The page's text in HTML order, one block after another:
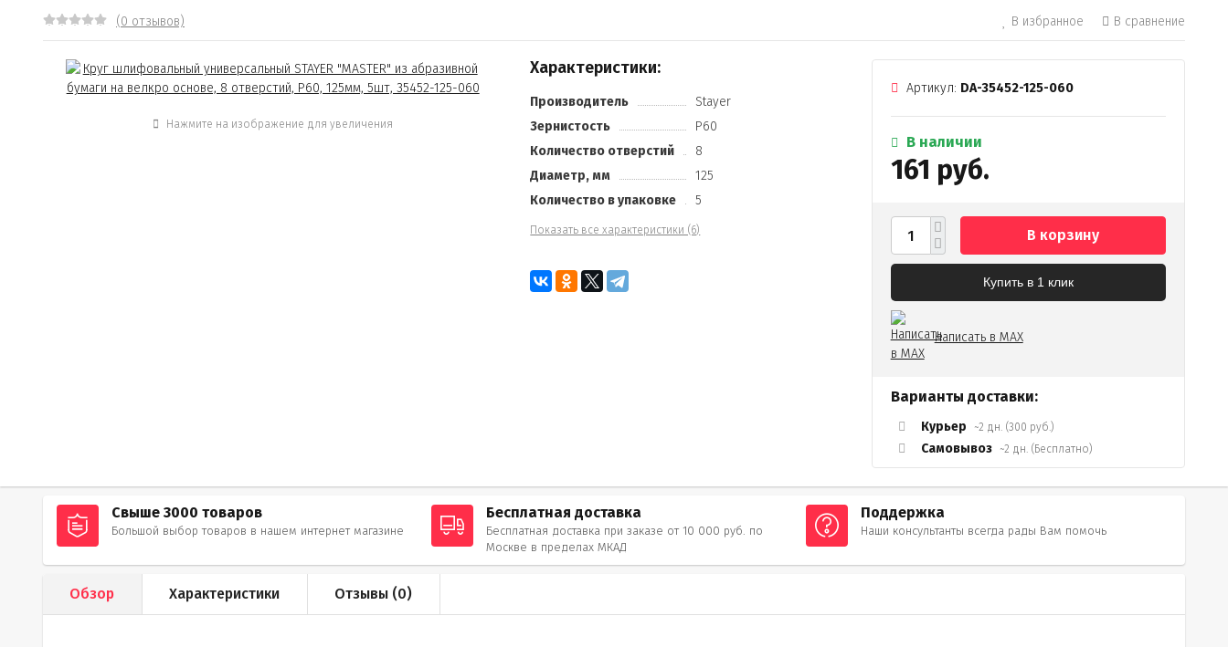
(0 отзывов) В избранное В сравнение
Нажмите на изображение для увеличения
Характеристики:
Производитель
Stayer
Зернистость
Р60
Количество отверстий
8
Диаметр, мм
125
Количество в упаковке
5
Показать все характеристики (6)
Артикул: DA-35452-125-060
В наличии
161 руб.
В корзину
Купить в 1 клик
Написать в MAX
Варианты доставки:
Курьер ~2 дн. (300 руб.)
Самовывоз ~2 дн. (Бесплатно)
Свыше 3000 товаров
Большой выбор товаров в нашем интернет магазине
Бесплатная доставка
Бесплатная доставка при заказе от 10 000 руб. по
Москве в пределах МКАД
Поддержка
Наши консультанты всегда рады Вам помочь
Обзор Характеристики Отзывы (0)